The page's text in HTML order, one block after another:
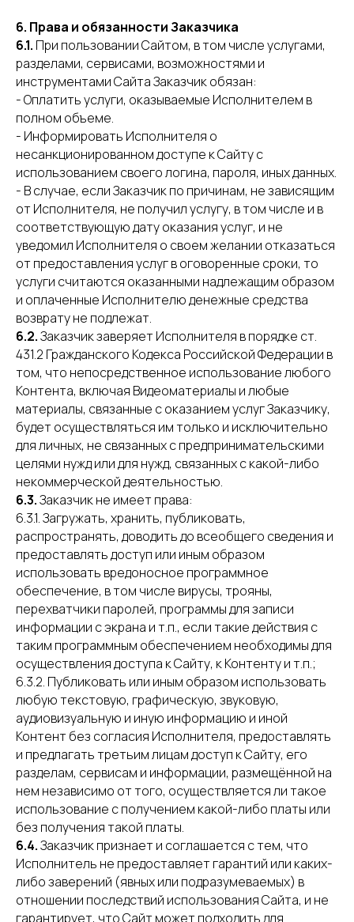
6. Права и обязанности Заказчика
6.1. При пользовании Сайтом, в том числе услугами,
разделами, сервисами, возможностями и
инструментами Сайта Заказчик обязан:
- Оплатить услуги, оказываемые Исполнителем в
полном объеме.
- Информировать Исполнителя о
несанкционированном доступе к Сайту с
использованием своего логина, пароля, иных данных.
- В случае, если Заказчик по причинам, не зависящим
от Исполнителя, не получил услугу, в том числе и в
соответствующую дату оказания услуг, и не
уведомил Исполнителя о своем желании отказаться
от предоставления услуг в оговоренные сроки, то
услуги считаются оказанными надлежащим образом
и оплаченные Исполнителю денежные средства
возврату не подлежат.
6.2.Заказчик заверяет Исполнителя в порядке ст.
431.2 Гражданского Кодекса Российской Федерации в
том, что непосредственное использование любого
Контента, включая Видеоматериалы и любые
материалы, связанные с оказанием услуг Заказчику,
будет осуществляться им только и исключительно
для личных, не связанных с предпринимательскими
целями нужд или для нужд, связанных с какой-либо
некоммерческой деятельностью.
6.3.Заказчик не имеет права:
6.3.1. Загружать, хранить, публиковать,
распространять, доводить до всеобщего сведения и
предоставлять доступ или иным образом
использовать вредоносное программное
обеспечение, в том числе вирусы, трояны,
перехватчики паролей, программы для записи
информации с экрана и т.п., если такие действия с
таким программным обеспечением необходимы для
осуществления доступа к Сайту, к Контенту и т.п.;
6.3.2. Публиковать или иным образом использовать
любую текстовую, графическую, звуковую,
аудиовизуальную и иную информацию и иной
Контент без согласия Исполнителя, предоставлять
и предлагать третьим лицам доступ к Сайту, его
разделам, сервисам и информации, размещённой на
нем независимо от того, осуществляется ли такое
использование с получением какой-либо платы или
без получения такой платы.
6.4.Заказчик признает и соглашается с тем, что
Исполнитель не предоставляет гарантий или каких-
либо заверений (явных или подразумеваемых) в
отношении последствий использования Сайта, и не
гарантирует, что Сайт может подходить для